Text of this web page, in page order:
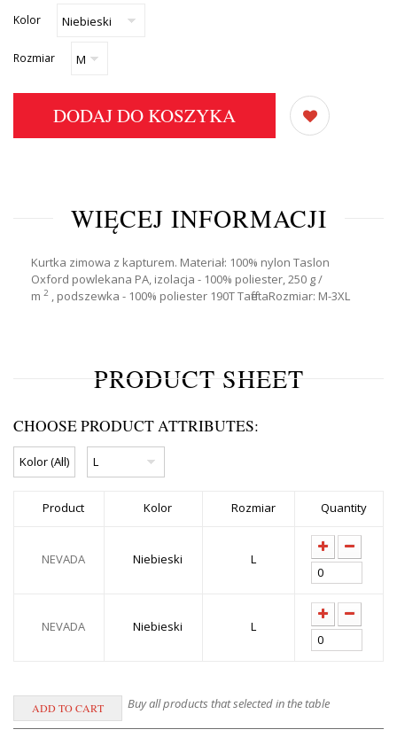
Kolor
Rozmiar
DODAJ DO KOSZYKA
WIĘCEJ INFORMACJI
Kurtka zimowa z kapturem. Materiał: 100% nylon Taslon
Oxford powlekana PA, izolacja - 100% poliester, 250 g /
m 2 podszewka - 100% poliester 190T TaffetaRozmiar: M-3XL
PRODUCT SHEET
CHOOSE PRODUCT ATTRIBUTES:
Product Kolor Rozmiar Quantity
NEVADA Niebieski L
NEVADA Niebieski L
Buy all products that selected in the table